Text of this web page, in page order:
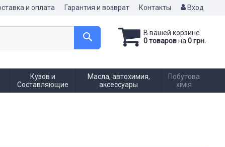
и оплата Гарантия и возврат Контакты Вход
В вашей корзине
0 товаровна 0 грн.
Кузов и
Составляющие
Масла, автохимия,
аксессуары
Побутова
хімія